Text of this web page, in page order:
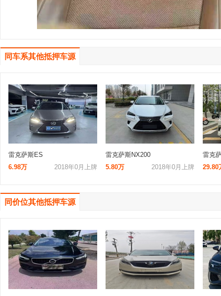
同车系其他抵押车源
雷克萨斯ES
2018年0月上牌
6.98万
雷克萨斯NX200
2018年0月上牌
5.80万
雷克
29.80
同价位其他抵押车源